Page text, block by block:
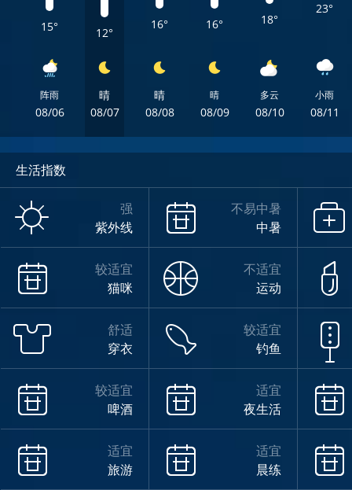
15°
阵雨
08/06
12°
晴
08/07
16°
晴
08/08
16°
晴
08/09
18°
多云
08/10
23°
小雨
08/11
生活指数
强
紫外线
不易中暑
中暑
较适宜
猫咪
不适宜
运动
舒适
穿衣
较适宜
钓鱼
较适宜
啤酒
适宜
夜生活
适宜
旅游
适宜
晨练